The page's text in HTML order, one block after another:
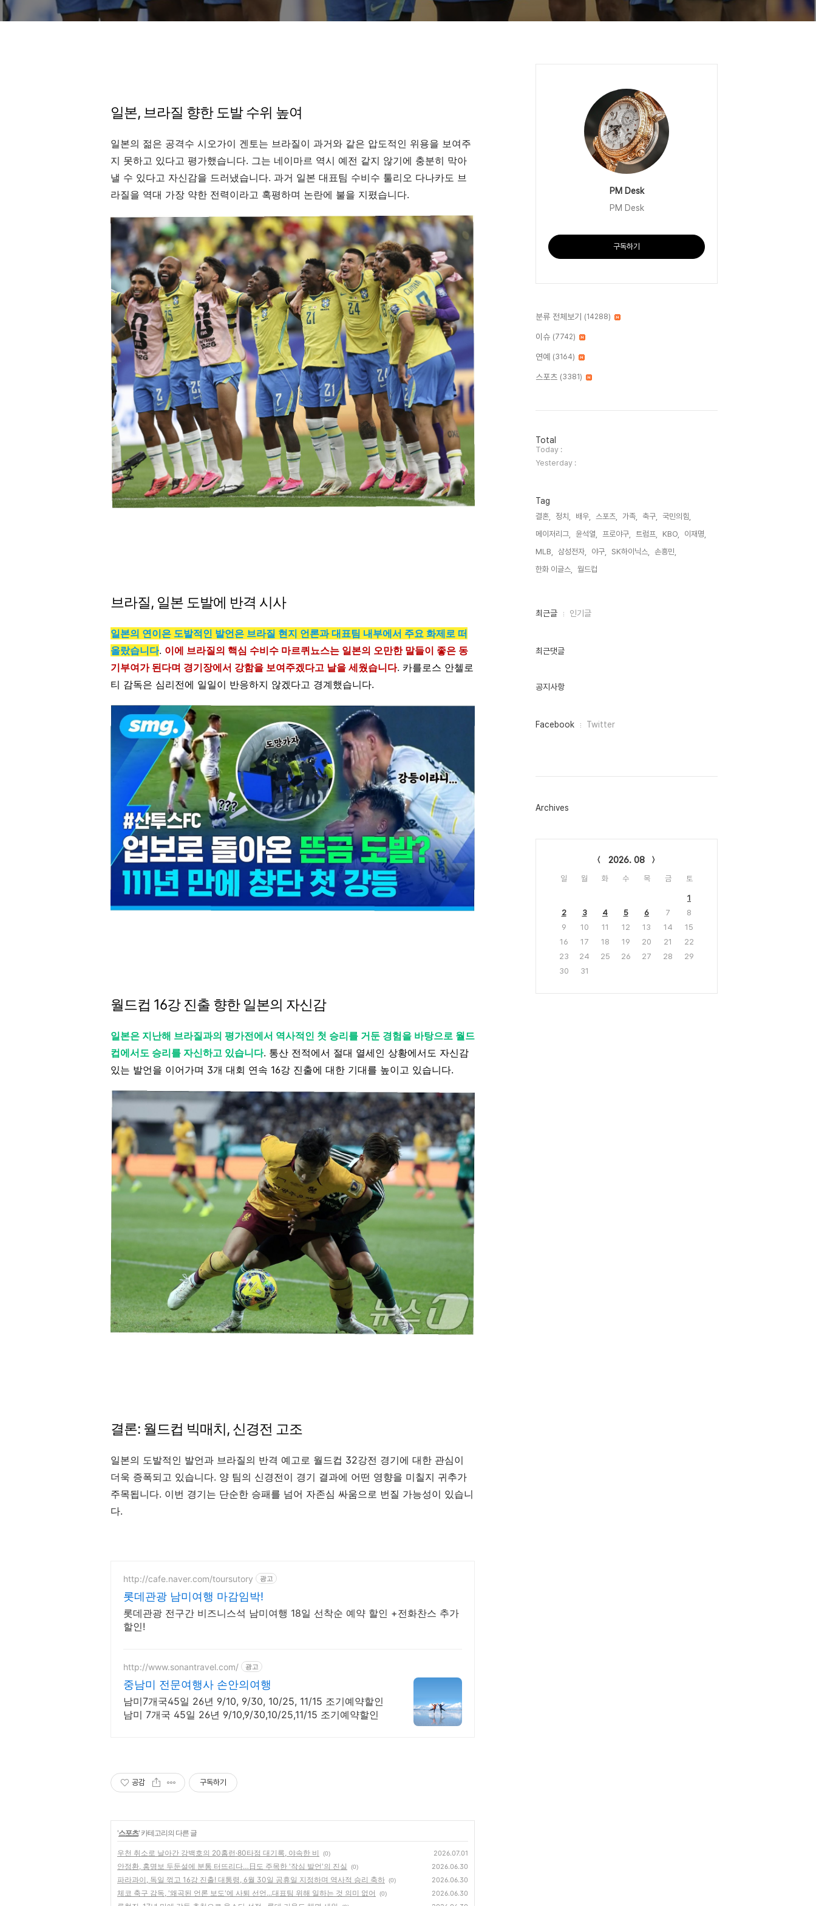
일본, 브라질 향한 도발 수위 높여
일본의 젊은 공격수 시오가이 겐토는 브라질이 과거와 같은 압도적인 위용을 보여주
지 못하고 있다고 평가했습니다. 그는 네이마르 역시 예전 같지 않기에 충분히 막아
낼 수 있다고 자신감을 드러냈습니다. 과거 일본 대표팀 수비수 툴리오 다나카도 브
라질을 역대 가장 약한 전력이라고 혹평하며 논란에 불을 지폈습니다.
브라질, 일본 도발에 반격 시사
일본의 연이은 도발적인 발언은 브라질 현지 언론과 대표팀 내부에서 주요 화제로 떠
올랐습니다. 이에 브라질의 핵심 수비수 마르퀴뇨스는 일본의 오만한 말들이 좋은 동
기부여가 된다며 경기장에서 강함을 보여주겠다고 날을 세웠습니다. 카를로스 안첼로
티 감독은 심리전에 일일이 반응하지 않겠다고 경계했습니다.
월드컵 16강 진출 향한 일본의 자신감
일본은 지난해 브라질과의 평가전에서 역사적인 첫 승리를 거둔 경험을 바탕으로 월드
컵에서도 승리를 자신하고 있습니다. 통산 전적에서 절대 열세인 상황에서도 자신감
있는 발언을 이어가며 3개 대회 연속 16강 진출에 대한 기대를 높이고 있습니다.
결론: 월드컵 빅매치, 신경전 고조
일본의 도발적인 발언과 브라질의 반격 예고로 월드컵 32강전 경기에 대한 관심이
더욱 증폭되고 있습니다. 양 팀의 신경전이 경기 결과에 어떤 영향을 미칠지 귀추가
주목됩니다. 이번 경기는 단순한 승패를 넘어 자존심 싸움으로 번질 가능성이 있습니
다.
http://cafe.naver.com/toursutory 광고
롯데관광 남미여행 마감임박!
롯데관광 전구간 비즈니스석 남미여행 18일 선착순 예약 할인 +전화찬스 추가
할인!
http://www.sonantravel.com/ 광고
중남미 전문여행사 손안의여행
남미7개국45일 26년 9/10, 9/30, 10/25, 11/15 조기예약할인
남미 7개국 45일 26년 9/10,9/30,10/25,11/15 조기예약할인
공감 구독하기
'스포츠' 카테고리의 다른 글
우천 취소로 날아간 강백호의 20홈런·80타점 대기록, 야속한 비 (0) 2026.07.01
안정환, 홍명보 두둔설에 분통 터뜨리다…日도 주목한 '작심 발언'의 진실 (0) 2026.06.30
파라과이, 독일 꺾고 16강 진출! 대통령, 6월 30일 공휴일 지정하며 역사적 승리 축하 (0) 2026.06.30
체코 축구 감독, '왜곡된 언론 보도'에 사퇴 선언...대표팀 위해 일하는 것 의미 없어 (0) 2026.06.30
PM Desk
PM Desk
구독하기
분류 전체보기 (14288)
이슈 (7742)
연예 (3164)
스포츠 (3381)
방
문
자
수
Total
Today :
Yesterday :
Tag
결혼, 정치, 배우, 스포츠, 가족, 축구,
국민의힘,
메이저리그,
윤석열, 프로야구, 트럼프, KBO,
이재명,
MLB,
삼성전자, 야구, SK하이닉스,
손흥민,
한화 이글스,
월드컵,
최
인
최근글 인기글
최근댓글
공지사항
페
그
Facebook Twitter
Archives
2026. 08
일 월 화 수 목 금 토
1
2
3 4 5 6 7
8
9
10 11 12 13 14
15
16
17 18 19 20 21
22
23
24 25 26 27 28
29
30
31